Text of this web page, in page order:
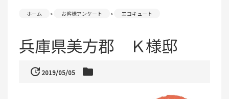
ホーム お客様アンケート エコキュート
兵庫県美方郡 Ｋ様邸
update2019/05/05 folder